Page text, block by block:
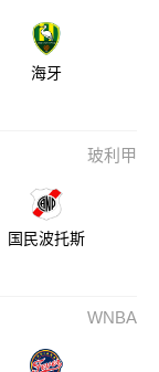
海牙
玻利甲
国民波托斯
WNBA